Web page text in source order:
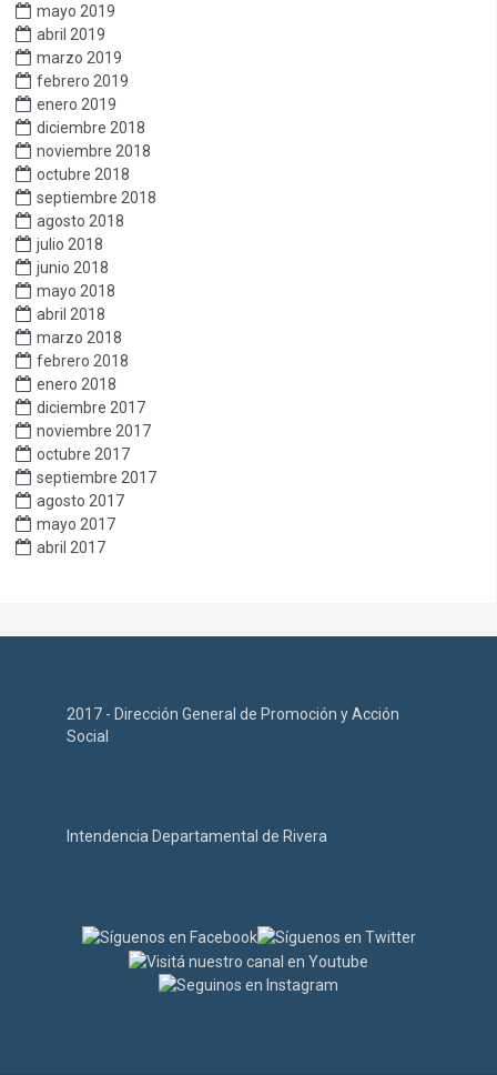
mayo 2019
abril 2019
marzo 2019
febrero 2019
enero 2019
diciembre 2018
noviembre 2018
octubre 2018
septiembre 2018
agosto 2018
julio 2018
junio 2018
mayo 2018
abril 2018
marzo 2018
febrero 2018
enero 2018
diciembre 2017
noviembre 2017
octubre 2017
septiembre 2017
agosto 2017
mayo 2017
abril 2017
2017 - Dirección General de Promoción y Acción
Social
Intendencia Departamental de Rivera